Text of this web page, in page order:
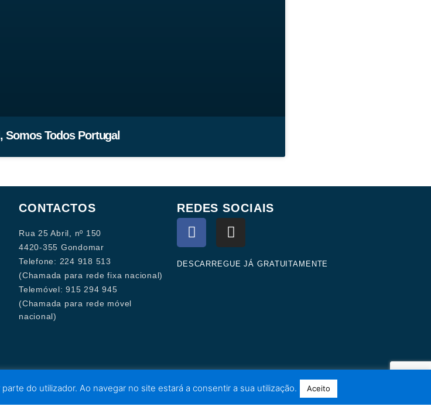
Somos Todos Portugal
CONTACTOS
Rua 25 Abril, nº 150
4420-355 Gondomar
Telefone: 224 918 513
(Chamada para rede fixa nacional)
Telemóvel: 915 294 945
(Chamada para rede móvel
nacional)
REDES SOCIAIS
F
a
c
e
I
n
s
t
DESCARREGUE JÁ GRATUITAMENTE
do utilizador. Ao navegar no site estará a consentir a sua utilização. Aceito